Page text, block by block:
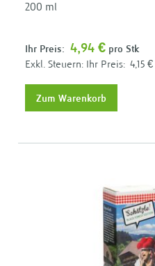
200 ml
Ihr Preis: 4,94 € pro Stk
Ihr Preis: 4,15 €
Zum Warenkorb